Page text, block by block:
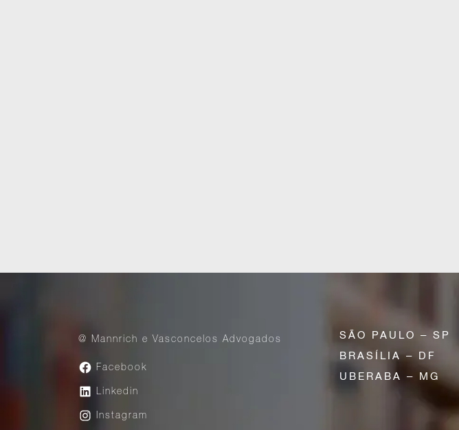
@ Mannrich e Vasconcelos Advogados
Facebook
Linkedin
Instagram
SÃO PAULO – SP
BRASÍLIA – DF
UBERABA – MG